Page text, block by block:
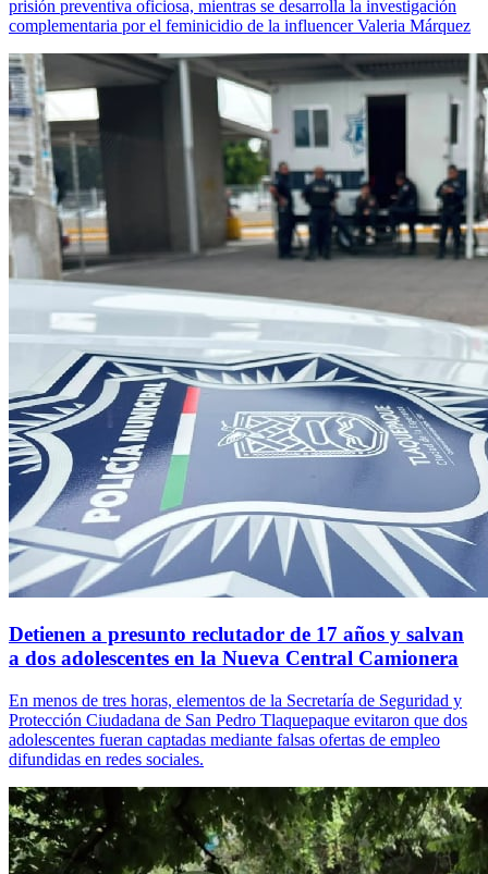
prisión preventiva oficiosa, mientras se desarrolla la investigación
complementaria por el feminicidio de la influencer Valeria Márquez
Detienen a presunto reclutador de 17 años y salvan
a dos adolescentes en la Nueva Central Camionera
En menos de tres horas, elementos de la Secretaría de Seguridad y
Protección Ciudadana de San Pedro Tlaquepaque evitaron que dos
adolescentes fueran captadas mediante falsas ofertas de empleo
difundidas en redes sociales.